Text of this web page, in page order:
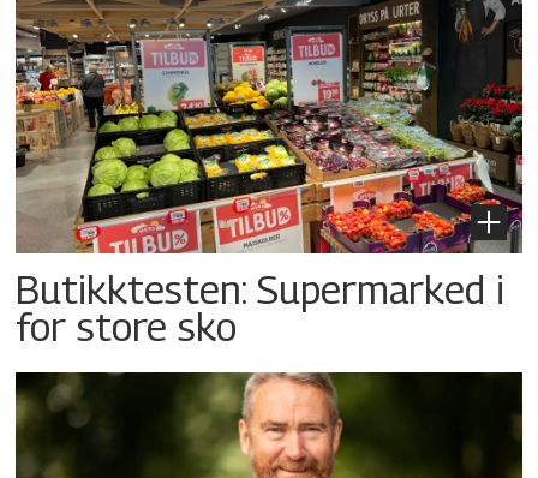
Butikktesten: Supermarked i
for store sko